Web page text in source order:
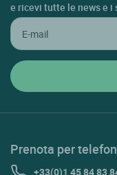
e ricevi tutte le news e
Prenota per
+33(0)1 45 84 83